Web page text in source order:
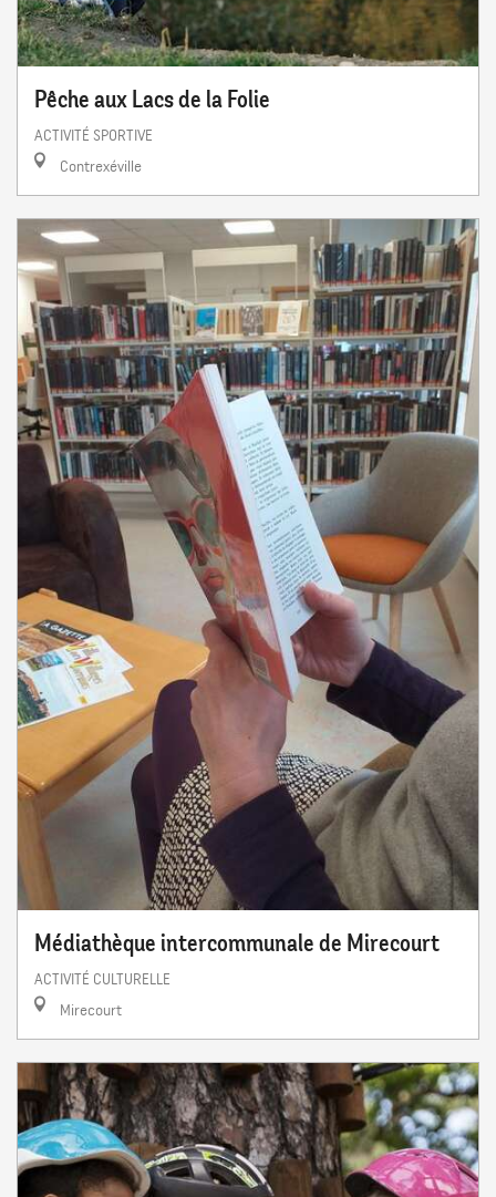
Pêche aux Lacs de la Folie
ACTIVITÉ SPORTIVE
Contrexéville
Médiathèque intercommunale de Mirecourt
ACTIVITÉ CULTURELLE
Mirecourt